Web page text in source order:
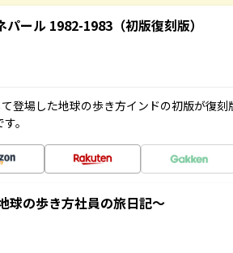
ール 1982-1983（初版復刻版）
登場した地球の歩き方インドの初版が復
。
球の歩き方社員の旅日記～